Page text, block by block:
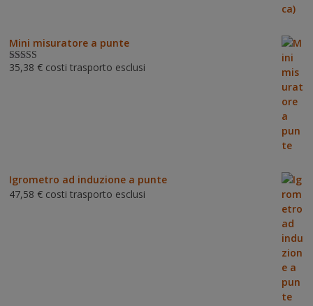
Mini misuratore a punte
Valutat
35,38 € costi trasporto esclusi
Igrometro ad induzione a punte
47,58 € costi trasporto esclusi